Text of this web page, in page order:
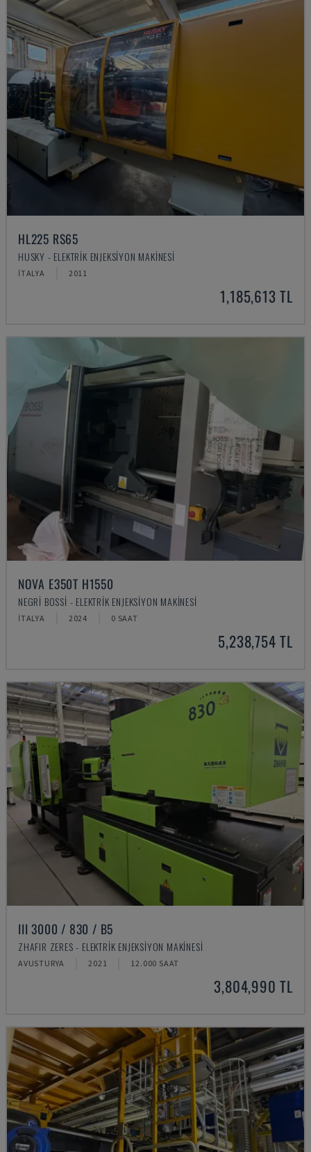
HL225 RS65
HUSKY - ELEKTRIK ENJEKSIYON MAKINESI
İTALYA 2011
1,185,613 TL
NOVA E350T H1550
NEGRI BOSSI - ELEKTRIK ENJEKSIYON MAKINESI
İTALYA 2024 0 SAAT
5,238,754 TL
III 3000 / 830 / B5
ZHAFIR ZERES - ELEKTRIK ENJEKSIYON MAKINESI
AVUSTURYA 2021 12.000 SAAT
3,804,990 TL